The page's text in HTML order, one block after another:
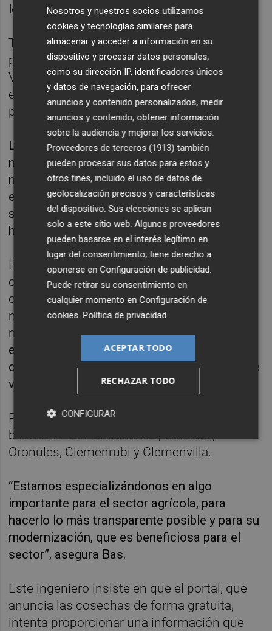
los datos de contacto del productor.
También ha incorporado la posibilidad de
publicar el certificado de la IGP Cítricos
Valencianos tras llegar a un acuerdo con
este organismo de calidad, con el fin de
potenciar el cítrico de origen.
La superficie agrícola anunciada en el portal
naranjasyfrutas.com alcanza en este
momento a 3.500 agricultores, el 65 % de
ellos de la Comunitat Valenciana con una
superficie media de parcelas menores de 20
hectáreas en el 80 % de los casos.
Productores de Andalucía también han
confiado en la plataforma, si bien ocurre lo
contrario y el 80 % corresponde a parcelas
mayores de 20 hectáreas, de la misma
manera que en Murcia.Además de naranjas,
el portal anuncia producción de mandarinas,
caquis, limones, pomelos, granadas y fruta de
verano.
Por orden de visitas, las variedades más
buscadas son Clemenules, Navelina,
Oronules, Clemenrubi y Clemenvilla.
“Estamos especializándonos en algo
importante para el sector agrícola, para
hacerlo lo más transparente posible y para su
modernización, que es beneficiosa para el
sector”, asegura Bas.
Este ingeniero insiste en que el portal, que
anuncia las cosechas de forma gratuita,
intenta proporcionar una información que
Nosotros y nuestros socios utilizamos
cookies y tecnologías similares para
almacenar y acceder a información en su
dispositivo y procesar datos personales,
como su dirección IP, identificadores únicos
y datos de navegación, para ofrecer
anuncios y contenido personalizados, medir
anuncios y contenido, obtener información
sobre la audiencia y mejorar los servicios.
Proveedores de terceros (1913) también
pueden procesar sus datos para estos y
otros fines, incluido el uso de datos de
geolocalización precisos y características
del dispositivo. Sus elecciones se aplican
solo a este sitio web. Algunos proveedores
pueden basarse en el interés legítimo en
lugar del consentimiento; tiene derecho a
oponerse enConfiguración de publicidad.
Puede retirar su consentimiento en
cualquier momento enConfiguración de
cookies.Política de privacidad
ACEPTAR TODO
RECHAZAR TODO
CONFIGURAR